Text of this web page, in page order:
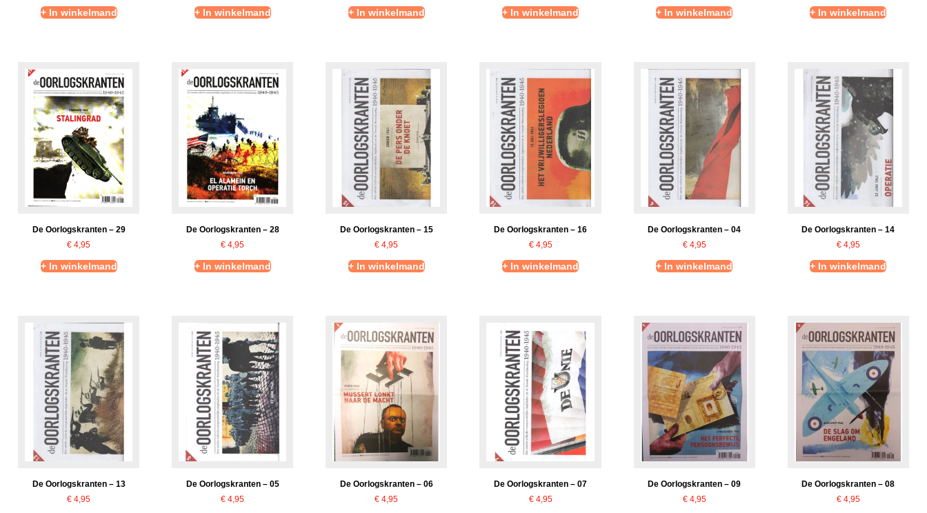
+ In winkelmand + In winkelmand + In winkelmand + In winkelmand + In winkelmand + In winkelmand
De Oorlogskranten – 29
€ 4,95
+ In winkelmand
De Oorlogskranten – 28
€ 4,95
+ In winkelmand
De Oorlogskranten – 15
€ 4,95
+ In winkelmand
De Oorlogskranten – 16
€4,95
+ In winkelmand
De Oorlogskranten – 04
€4,95
+ In winkelmand
De Oorlogskranten – 14
€4,95
+ In winkelmand
De Oorlogskranten – 13
€ 4,95
De Oorlogskranten – 05
€ 4,95
De Oorlogskranten – 06
€ 4,95
De Oorlogskranten – 07
€4,95
De Oorlogskranten – 09
€4,95
De Oorlogskranten – 08
€4,95